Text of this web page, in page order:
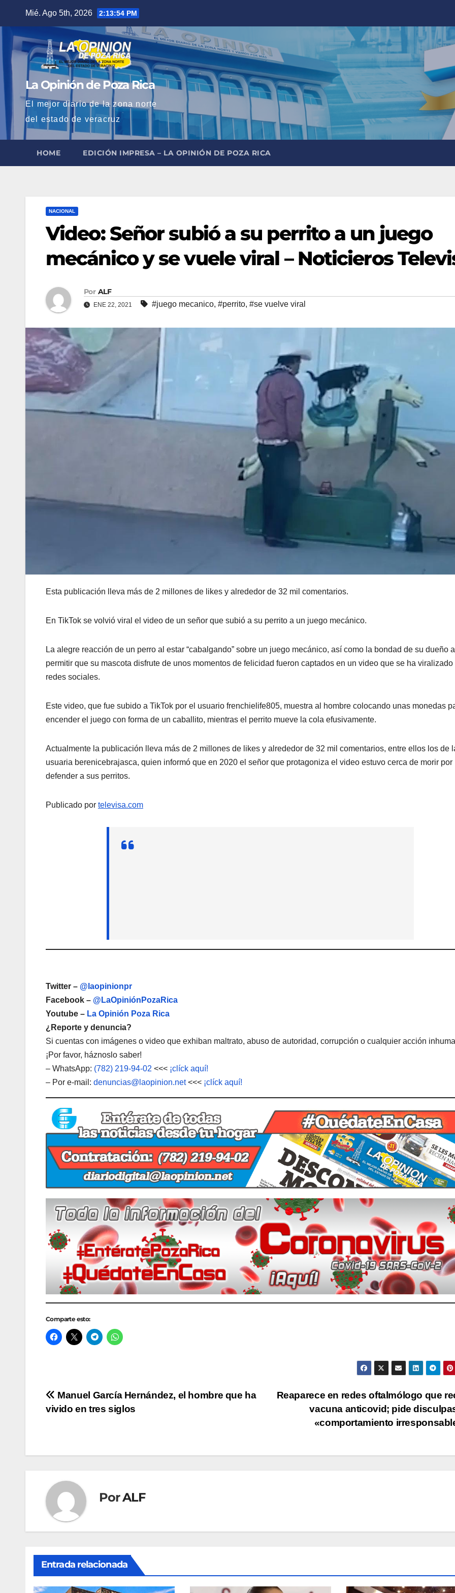
contenido
Mié. Ago 5th, 2026 2:13:56 PM
La Opinión de Poza Rica
El mejor diario de la zona norte
del estado de veracruz
HOME EDICIÓN IMPRESA – LA OPINIÓN DE POZA RICA
NACIONAL
Video: Señor subió a su perrito a un juego
mecánico y se vuele viral – Noticieros
Por ALF
ENE 22, 2021 #juego mecanico, #perrito, #se vuelve viral
Esta publicación lleva más de 2 millones de likes y alrededor de 32 mil comentarios.
En TikTok se volvió viral el video de un señor que subió a su perrito a un juego mecánico.
La alegre reacción de un perro al estar “cabalgando” sobre un juego mecánico, así como la bondad de su dueño
permitir que su mascota disfrute de unos momentos de felicidad fueron captados en un video que se ha viralizado
redes sociales.
Este video, que fue subido a TikTok por el usuario frenchielife805, muestra al hombre colocando unas monedas
encender el juego con forma de un caballito, mientras el perrito mueve la cola efusivamente.
Actualmente la publicación lleva más de 2 millones de likes y alrededor de 32 mil comentarios, entre ellos los de
usuaria berenicebrajasca, quien informó que en 2020 el señor que protagoniza el video estuvo cerca de morir por
defender a sus perritos.
Publicado por televisa.com
Twitter – @laopinionpr
Facebook – @LaOpiniónPozaRica
Youtube – La Opinión Poza Rica
¿Reporte y denuncia?
Si cuentas con imágenes o video que exhiban maltrato, abuso de autoridad, corrupción o cualquier acción
¡Por favor, háznoslo saber!
– WhatsApp: (782) 219-94-02 <<< ¡clíck aquí!
– Por e-mail: denuncias@laopinion.net<<< ¡clíck aquí!
Comparte esto:
Navegación
Reaparece en redes oftalmólogo que
vacuna anticovid; pide
«comportamiento
Manuel García Hernández, el hombre que ha
vivido en tres siglos
PorALF
Entrada relacionada